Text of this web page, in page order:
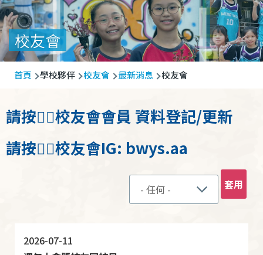
校友會
導
連
結
首頁 學校夥伴 校友會 最新消息 校友會
請按👉🏻校友會會員 資料登記/更新
請按👉🏻校友會IG: bwys.aa
2026-07-11